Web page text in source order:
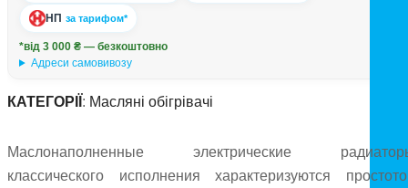
НП за тарифом*
*від 3 000 ₴ — безкоштовно
Адреси самовивозу
КАТЕГОРІЇ : Масляні обігрівачі
Маслонаполненные электрические
классического исполнения характеризуются